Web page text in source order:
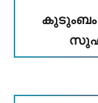
കുടുംബം